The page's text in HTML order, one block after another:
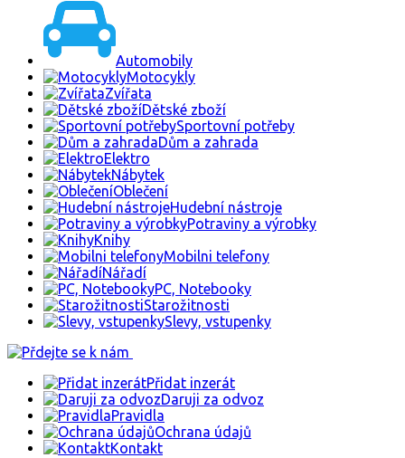
Automobily
Motocykly
Zvířata
Dětské zboží
Sportovní potřeby
Dům a zahrada
Elektro
Nábytek
Oblečení
Hudební nástroje
Potraviny a výrobky
Knihy
Mobilni telefony
Nářadí
PC, Notebooky
Starožitnosti
Slevy, vstupenky
Přidat inzerát
Daruji za odvoz
Pravidla
Ochrana údajů
Kontakt